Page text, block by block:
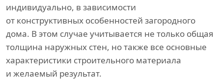
индивидуально, в зависимости
от конструктивных особенностей загородного
дома. В этом случае учитывается не только общая
толщина наружных стен, но также все основные
характеристики строительного материала
и желаемый результат.